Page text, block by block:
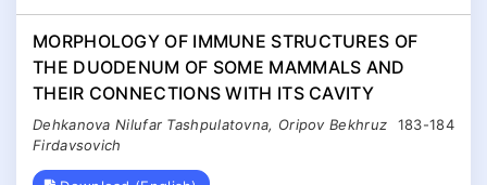
MORPHOLOGY OF IMMUNE STRUCTURES OF
THE DUODENUM OF SOME MAMMALS AND
THEIR CONNECTIONS WITH ITS CAVITY
183-184
Dehkanova Nilufar Tashpulatovna, Oripov Bekhruz
Firdavsovich